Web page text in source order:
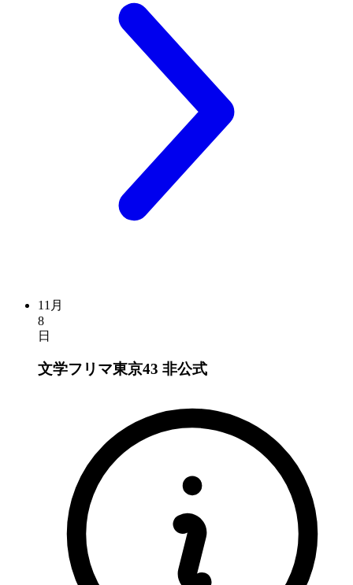
11月
8
日
文学フリマ東京43 非公式